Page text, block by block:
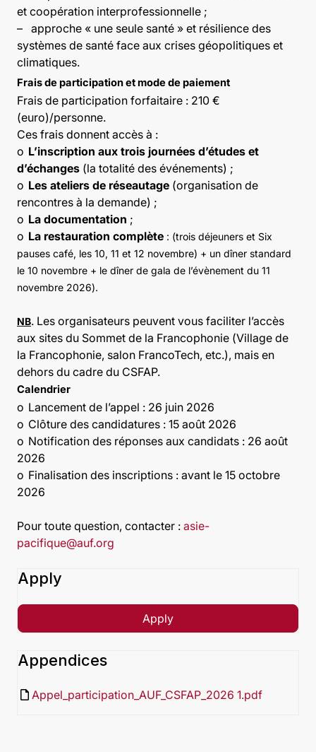
et coopération interprofessionnelle ;
– approche « une seule santé » et résilience des
systèmes de santé face aux crises géopolitiques et
climatiques.
Frais de participation et mode de paiement
Frais de participation forfaitaire : 210 €
(euro)/personne.
Ces frais donnent accès à :
o L’inscription aux trois journées d’études et
d’échanges (la totalité des événements) ;
o Les ateliers de réseautage (organisation de
rencontres à la demande) ;
o La documentation ;
o La restauration complète : (trois déjeuners et Six
pauses café, les 10, 11 et 12 novembre) + un dîner standard
le 10 novembre + le dîner de gala de l’évènement du 11
novembre 2026).
NB. Les organisateurs peuvent vous faciliter l’accès
aux sites du Sommet de la Francophonie (Village de
la Francophonie, salon FrancoTech, etc.), mais en
dehors du cadre du CSFAP.
Calendrier
o Lancement de l’appel : 26 juin 2026
o Clôture des candidatures : 15 août 2026
o Notification des réponses aux candidats : 26 août
2026
o Finalisation des inscriptions : avant le 15 octobre
2026
Pour toute question, contacter : asie-
pacifique@auf.org
Apply
Apply
Appendices
insert_drive_file Appel_participation_AUF_CSFAP_2026 1.pdf